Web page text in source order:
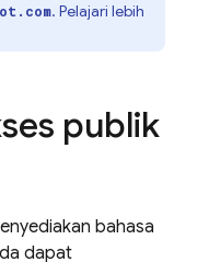
. Pelajari lebih
publik
bahasa
dapat